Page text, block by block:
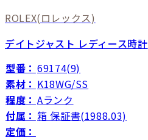
ROLEX(ロレックス)
デイトジャスト レディース時計
型番： 69174(9)
素材： K18WG/SS
程度： Aランク
付属： 箱 保証書(1988.03)
定価：